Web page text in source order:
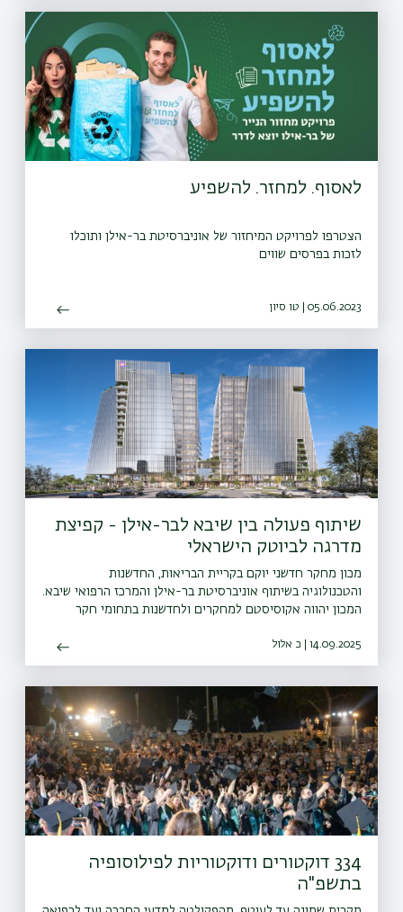
לאסוף. למחזר. להשפיע
הצטרפו לפרויקט המיחזור של אוניברסיטת בר-אילן ותוכלו
לזכות בפרסים שווים
05.06.2023 | טו סיון
שיתוף פעולה בין שיבא לבר-אילן - קפיצת
מדרגה לביוטק הישראלי
מכון מחקר חדשני יוקם בקריית הבריאות, החדשנות
והטכנולוגיה בשיתוף אוניברסיטת בר-אילן והמרכז הרפואי שיבא.
המכון יהווה אקוסיסטם למחקרים ולחדשנות בתחומי חקר
רפואי, רובוטיקה רפואית והנדסה גנטית
14.09.2025 | כ אלול
334 דוקטורים ודוקטוריות לפילוסופיה
בתשפ"ה